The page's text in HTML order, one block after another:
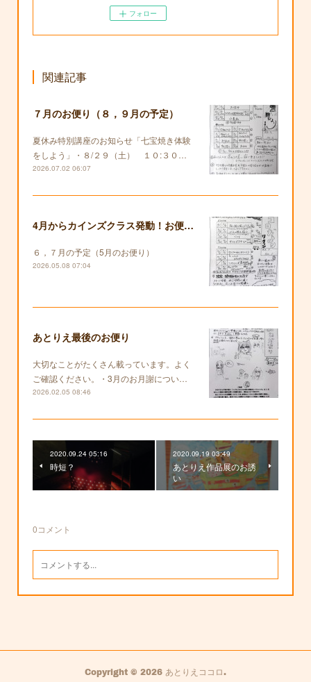
フォロー
関連記事
７月のお便り（８，９月の予定）
夏休み特別講座のお知らせ「七宝焼き体験
をしよう」・８/２９（土） １０:３０…
2026.07.02 06:07
4月からカインズクラス発動！お便りも復活します！
６，７月の予定（5月のお便り）
2026.05.08 07:04
あとりえ最後のお便り
大切なことがたくさん載っています。よく
ご確認ください。・3月のお月謝につい…
2026.02.05 08:46
2020.09.24 05:16
時短？
2020.09.19 03:49
あとりえ作品展のお誘
い
0コメント
Copyright © 2026 あとりえココロ.